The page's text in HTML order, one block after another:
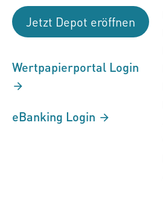
Jetzt Depot eröffnen
Wertpapierportal Login
eBanking Login